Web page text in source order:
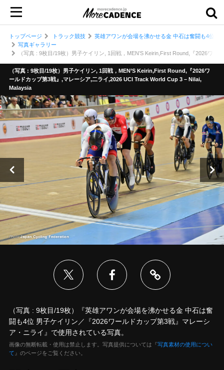
トップページ トラック競技
英雄アワンが会場を沸かせる金 中石は奮闘も4位
写真ギャラリー
（写真 : 9枚目/19枚）男子ケイリン, 1回戦，MEN’S Keirin,First Round,『2026ワ
（写真 : 9枚目/19枚）男子ケイリン, 1回戦，MEN’S Keirin,First Round,『2026ワ
ールドカップ第3戦』,マレーシア,二ライ,2026 UCI Track World Cup 3 – Nilai,
Malaysia
（写真 : 9枚目/19枚）『英雄アワンが会場を沸かせる金 中石は奮
闘も4位 男子ケイリン／『2026ワールドカップ第3戦』マレーシ
ア・ニライ』で使用されている写真。
画像の無断転載・使用は禁止します。写真提供については『写真素材の使用につい
て 』のページをご覧ください。